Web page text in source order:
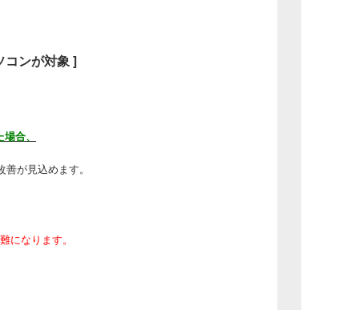
コンが対象 ]
合、
が見込めます。
になります。